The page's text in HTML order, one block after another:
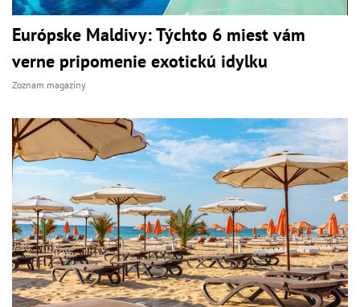
Európske Maldivy: Týchto 6 miest vám
verne pripomenie exotickú idylku
Zoznam magazíny